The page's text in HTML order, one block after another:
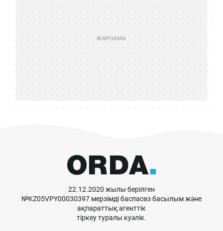
22.12.2020 жылы берілген
№KZ05VPY00030397 мерзімді баспасөз басылым және
ақпараттық агенттік
тіркеу туралы куәлік.